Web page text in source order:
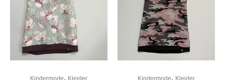
Kindermode, Kleider Kindermode, Kleider